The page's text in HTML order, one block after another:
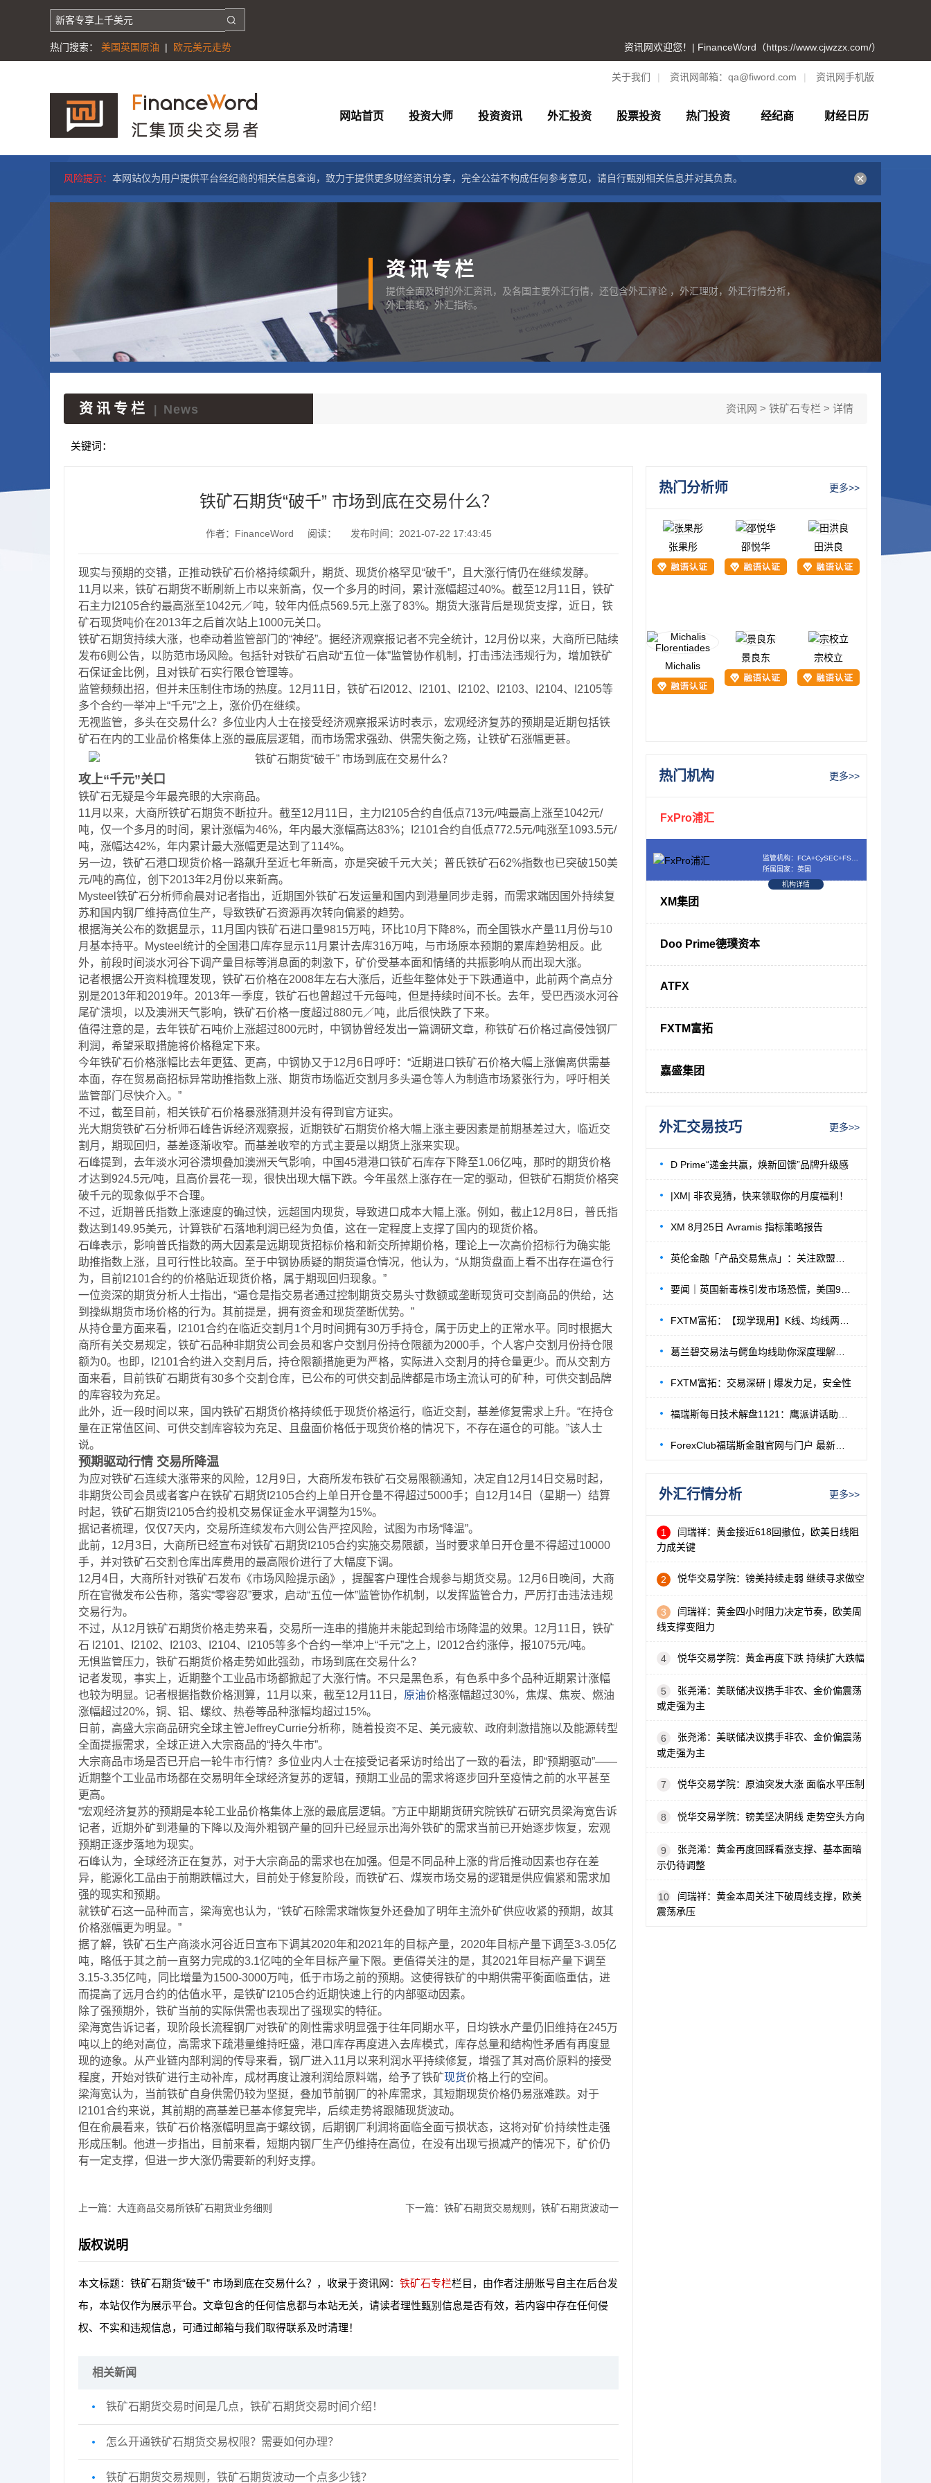
热门搜索： 美国英国原油 | 欧元美元走势 资讯网欢迎您！| FinanceWord（https://www.cjwzzx.com/）
关于我们 | 资讯网邮箱： qa@fiword.com | 资讯网手机版
网站首页 投资大师 投资资讯 外汇投资 股票投资 热门投资 经纪商 财经日历
风险提示： 本网站仅为用户提供平台经纪商的相关信息查询，致力于提供更多财经资讯分享，完全公益不构成任何参考意见，请自行甄别相关信息并对其负责。
资讯专栏
提供全面及时的外汇资讯，及各国主要外汇行情，还包含外汇评论 ，外汇理财，外汇行情分析，
外汇策略，外汇指标。
资讯专栏 News 资讯网 > 铁矿石专栏 > 详情
关键词：
铁矿石期货“破千” 市场到底在交易什么？
作者：FinanceWord 阅读： 发布时间：2021-07-22 17:43:45
现实与预期的交错，正推动铁矿石价格持续飙升，期货、现货价格罕见“破千”，且大涨行情仍在继续发酵。
11月以来，铁矿石期货不断刷新上市以来新高，仅一个多月的时间，累计涨幅超过40%。截至12月11日，铁矿
石主力I2105合约最高涨至1042元／吨，较年内低点569.5元上涨了83%。期货大涨背后是现货支撑，近日，铁
矿石现货吨价在2013年之后首次站上1000元关口。
铁矿石期货持续大涨，也牵动着监管部门的“神经”。据经济观察报记者不完全统计，12月份以来，大商所已陆续
发布6则公告，以防范市场风险。包括针对铁矿石启动“五位一体”监管协作机制，打击违法违规行为，增加铁矿
石保证金比例，且对铁矿石实行限仓管理等。
监管频频出招，但并未压制住市场的热度。12月11日，铁矿石I2012、I2101、I2102、I2103、I2104、I2105等
多个合约一举冲上“千元”之上，涨价仍在继续。
无视监管，多头在交易什么？多位业内人士在接受经济观察报采访时表示，宏观经济复苏的预期是近期包括铁
矿石在内的工业品价格集体上涨的最底层逻辑，而市场需求强劲、供需失衡之殇，让铁矿石涨幅更甚。
攻上“千元”关口
铁矿石无疑是今年最亮眼的大宗商品。
11月以来，大商所铁矿石期货不断拉升。截至12月11日，主力I2105合约自低点713元/吨最高上涨至1042元/
吨，仅一个多月的时间，累计涨幅为46%，年内最大涨幅高达83%；I2101合约自低点772.5元/吨涨至1093.5元/
吨，涨幅达42%，年内累计最大涨幅更是达到了114%。
另一边，铁矿石港口现货价格一路飙升至近七年新高，亦是突破千元大关；普氏铁矿石62%指数也已突破150美
元/吨的高位，创下2013年2月份以来新高。
Mysteel铁矿石分析师俞晨对记者指出，近期国外铁矿石发运量和国内到港量同步走弱，而需求端因国外持续复
苏和国内钢厂维持高位生产，导致铁矿石资源再次转向偏紧的趋势。
根据海关公布的数据显示，11月国内铁矿石进口量9815万吨，环比10月下降8%，而全国铁水产量11月份与10
月基本持平。Mysteel统计的全国港口库存显示11月累计去库316万吨，与市场原本预期的累库趋势相反。此
外，前段时间淡水河谷下调产量目标等消息面的刺激下，矿价受基本面和情绪的共振影响从而出现大涨。
记者根据公开资料梳理发现，铁矿石价格在2008年左右大涨后，近些年整体处于下跌通道中，此前两个高点分
别是2013年和2019年。2013年一季度，铁矿石也曾超过千元每吨，但是持续时间不长。去年，受巴西淡水河谷
尾矿溃坝，以及澳洲天气影响，铁矿石价格一度超过880元／吨，此后很快跌了下来。
值得注意的是，去年铁矿石吨价上涨超过800元时，中钢协曾经发出一篇调研文章，称铁矿石价格过高侵蚀钢厂
利润，希望采取措施将价格稳定下来。
今年铁矿石价格涨幅比去年更猛、更高，中钢协又于12月6日呼吁：“近期进口铁矿石价格大幅上涨偏离供需基
本面，存在贸易商招标异常助推指数上涨、期货市场临近交割月多头逼仓等人为制造市场紧张行为，呼吁相关
监管部门尽快介入。”
不过，截至目前，相关铁矿石价格暴涨猜测并没有得到官方证实。
光大期货铁矿石分析师石峰告诉经济观察报，近期铁矿石期货价格大幅上涨主要因素是前期基差过大，临近交
割月，期现回归，基差逐渐收窄。而基差收窄的方式主要是以期货上涨来实现。
石峰提到，去年淡水河谷溃坝叠加澳洲天气影响，中国45港港口铁矿石库存下降至1.06亿吨，那时的期货价格
才达到924.5元/吨，且高价昙花一现，很快出现大幅下跌。今年虽然上涨存在一定的驱动，但铁矿石期货价格突
破千元的现象似乎不合理。
不过，近期普氏指数上涨速度的确过快，远超国内现货，导致进口成本大幅上涨。例如，截止12月8日，普氏指
数达到149.95美元，计算铁矿石落地利润已经为负值，这在一定程度上支撑了国内的现货价格。
石峰表示，影响普氏指数的两大因素是远期现货招标价格和新交所掉期价格，理论上一次高价招标行为确实能
助推指数上涨，且可行性比较高。至于中钢协质疑的期货逼仓情况，他认为，“从期货盘面上看不出存在逼仓行
为，目前I2101合约的价格贴近现货价格，属于期现回归现象。”
一位资深的期货分析人士指出，“逼仓是指交易者通过控制期货交易头寸数额或垄断现货可交割商品的供给，达
到操纵期货市场价格的行为。其前提是，拥有资金和现货垄断优势。”
从持仓量方面来看，I2101合约在临近交割月1个月时间拥有30万手持仓，属于历史上的正常水平。同时根据大
商所有关交易规定，铁矿石品种非期货公司会员和客户交割月份持仓限额为2000手，个人客户交割月份持仓限
额为0。也即，I2101合约进入交割月后，持仓限额措施更为严格，实际进入交割月的持仓量更少。而从交割方
面来看，目前铁矿石期货有30多个交割仓库，已公布的可供交割品牌都是市场主流认可的矿种，可供交割品牌
的库容较为充足。
此外，近一段时间以来，国内铁矿石期货价格持续低于现货价格运行，临近交割，基差修复需求上升。“在持仓
量在正常值区间、可供交割库容较为充足、且盘面价格低于现货价格的情况下，不存在逼仓的可能。”该人士
说。
预期驱动行情 交易所降温
为应对铁矿石连续大涨带来的风险，12月9日，大商所发布铁矿石交易限额通知，决定自12月14日交易时起，
非期货公司会员或者客户在铁矿石期货I2105合约上单日开仓量不得超过5000手；自12月14日（星期一）结算
时起，铁矿石期货I2105合约投机交易保证金水平调整为15%。
据记者梳理，仅仅7天内，交易所连续发布六则公告严控风险，试图为市场“降温”。
此前，12月3日，大商所已经宣布对铁矿石期货I2105合约实施交易限额，当时要求单日开仓量不得超过10000
手，并对铁矿石交割仓库出库费用的最高限价进行了大幅度下调。
12月4日，大商所针对铁矿石发布《市场风险提示函》，提醒客户理性合规参与期货交易。12月6日晚间，大商
所在官微发布公告称，落实“零容忍”要求，启动“五位一体”监管协作机制，以发挥监管合力，严厉打击违法违规
交易行为。
不过，从12月铁矿石期货价格走势来看，交易所一连串的措施并未能起到给市场降温的效果。12月11日，铁矿
石 I2101、I2102、I2103、I2104、I2105等多个合约一举冲上“千元”之上，I2012合约涨停，报1075元/吨。
无惧监管压力，铁矿石期货价格走势如此强劲，市场到底在交易什么？
记者发现，事实上，近期整个工业品市场都掀起了大涨行情。不只是黑色系，有色系中多个品种近期累计涨幅
也较为明显。记者根据指数价格测算，11月以来，截至12月11日， 原油价格涨幅超过30%，焦煤、焦炭、燃油
涨幅超过20%，铜、铝、螺纹、热卷等品种涨幅均超过15%。
日前，高盛大宗商品研究全球主管JeffreyCurrie分析称，随着投资不足、美元疲软、政府刺激措施以及能源转型
全面提振需求，全球正进入大宗商品的“持久牛市”。
大宗商品市场是否已开启一轮牛市行情？多位业内人士在接受记者采访时给出了一致的看法，即“预期驱动”——
近期整个工业品市场都在交易明年全球经济复苏的逻辑，预期工业品的需求将逐步回升至疫情之前的水平甚至
更高。
“宏观经济复苏的预期是本轮工业品价格集体上涨的最底层逻辑。”方正中期期货研究院铁矿石研究员梁海宽告诉
记者，近期外矿到港量的下降以及海外粗钢产量的回升已经显示出海外铁矿的需求当前已开始逐步恢复，宏观
预期正逐步落地为现实。
石峰认为，全球经济正在复苏，对于大宗商品的需求也在加强。但是不同品种上涨的背后推动因素也存在差
异，能源化工品由于前期跌幅过大，目前处于修复阶段，而铁矿石、煤炭市场交易的逻辑是供应偏紧和需求加
强的现实和预期。
就铁矿石这一品种而言，梁海宽也认为，“铁矿石除需求端恢复外还叠加了明年主流外矿供应收紧的预期，故其
价格涨幅更为明显。”
据了解，铁矿石生产商淡水河谷近日宣布下调其2020年和2021年的目标产量，2020年目标产量下调至3-3.05亿
吨，略低于其之前一直努力完成的3.1亿吨的全年目标产量下限。更值得关注的是，其2021年目标产量下调至
3.15-3.35亿吨，同比增量为1500-3000万吨，低于市场之前的预期。这使得铁矿的中期供需平衡面临重估，进
而提高了远月合约的估值水平，是铁矿I2105合约近期快速上行的内部驱动因素。
除了强预期外，铁矿当前的实际供需也表现出了强现实的特征。
梁海宽告诉记者，现阶段长流程钢厂对铁矿的刚性需求明显强于往年同期水平，日均铁水产量仍旧维持在245万
吨以上的绝对高位，高需求下疏港量维持旺盛，港口库存再度进入去库模式，库存总量和结构性矛盾有再度显
现的迹象。从产业链内部利润的传导来看，钢厂进入11月以来利润水平持续修复，增强了其对高价原料的接受
程度，开始对铁矿进行主动补库，成材再度让渡利润给原料端，给予了铁矿现货价格上行的空间。
梁海宽认为，当前铁矿自身供需仍较为坚挺，叠加节前钢厂的补库需求，其短期现货价格仍易涨难跌。对于
I2101合约来说，其前期的高基差已基本修复完毕，后续走势将跟随现货波动。
但在俞晨看来，铁矿石价格涨幅明显高于螺纹钢，后期钢厂利润将面临全面亏损状态，这将对矿价持续性走强
形成压制。他进一步指出，目前来看，短期内钢厂生产仍维持在高位，在没有出现亏损减产的情况下，矿价仍
有一定支撑，但进一步大涨仍需要新的利好支撑。
上一篇： 大连商品交易所铁矿石期货业务细则 下一篇： 铁矿石期货交易规则，铁矿石期货波动一
版权说明
本文标题：铁矿石期货“破千” 市场到底在交易什么？，收录于资讯网： 铁矿石专栏栏目，由作者注册账号自主在后台发
布，本站仅作为展示平台。文章包含的任何信息都与本站无关，请读者理性甄别信息是否有效，若内容中存在任何侵
权、不实和违规信息，可通过邮箱与我们取得联系及时清理！
相关新闻
铁矿石期货交易时间是几点，铁矿石期货交易时间介绍！
怎么开通铁矿石期货交易权限？需要如何办理？
铁矿石期货交易规则，铁矿石期货波动一个点多少钱？
热门分析师 更多>>
张果彤 邵悦华 田洪良
Michalis
景良东 宗校立
热门机构 更多>>
FxPro浦汇
所属国家：英国
机构详情
XM集团
Doo Prime德璞资本
ATFX
FXTM富拓
嘉盛集团
外汇交易技巧 更多>>
D Prime“递金共赢，焕新回馈”品牌升级感
|XM| 非农竞猜，快来领取你的月度福利！
XM 8月25日 Avramis 指标策略报告
FXTM富拓：交易深研 | 爆发力足，安全性
外汇行情分析 更多>>
1
闫瑞祥：黄金接近618回撤位，欧美日线阻
力成关键
2 悦华交易学院：镑美持续走弱 继续寻求做空
3
闫瑞祥：黄金四小时阻力决定节奏，欧美周
线支撑变阻力
4 悦华交易学院：黄金再度下跌 持续扩大跌幅
5
张尧浠：美联储决议携手非农、金价偏震荡
或走强为主
6
张尧浠：美联储决议携手非农、金价偏震荡
或走强为主
7 悦华交易学院：原油突发大涨 面临水平压制
8 悦华交易学院：镑美坚决阴线 走势空头方向
9
张尧浠：黄金再度回踩看涨支撑、基本面暗
示仍待调整
10
闫瑞祥：黄金本周关注下破周线支撑，欧美
震荡承压